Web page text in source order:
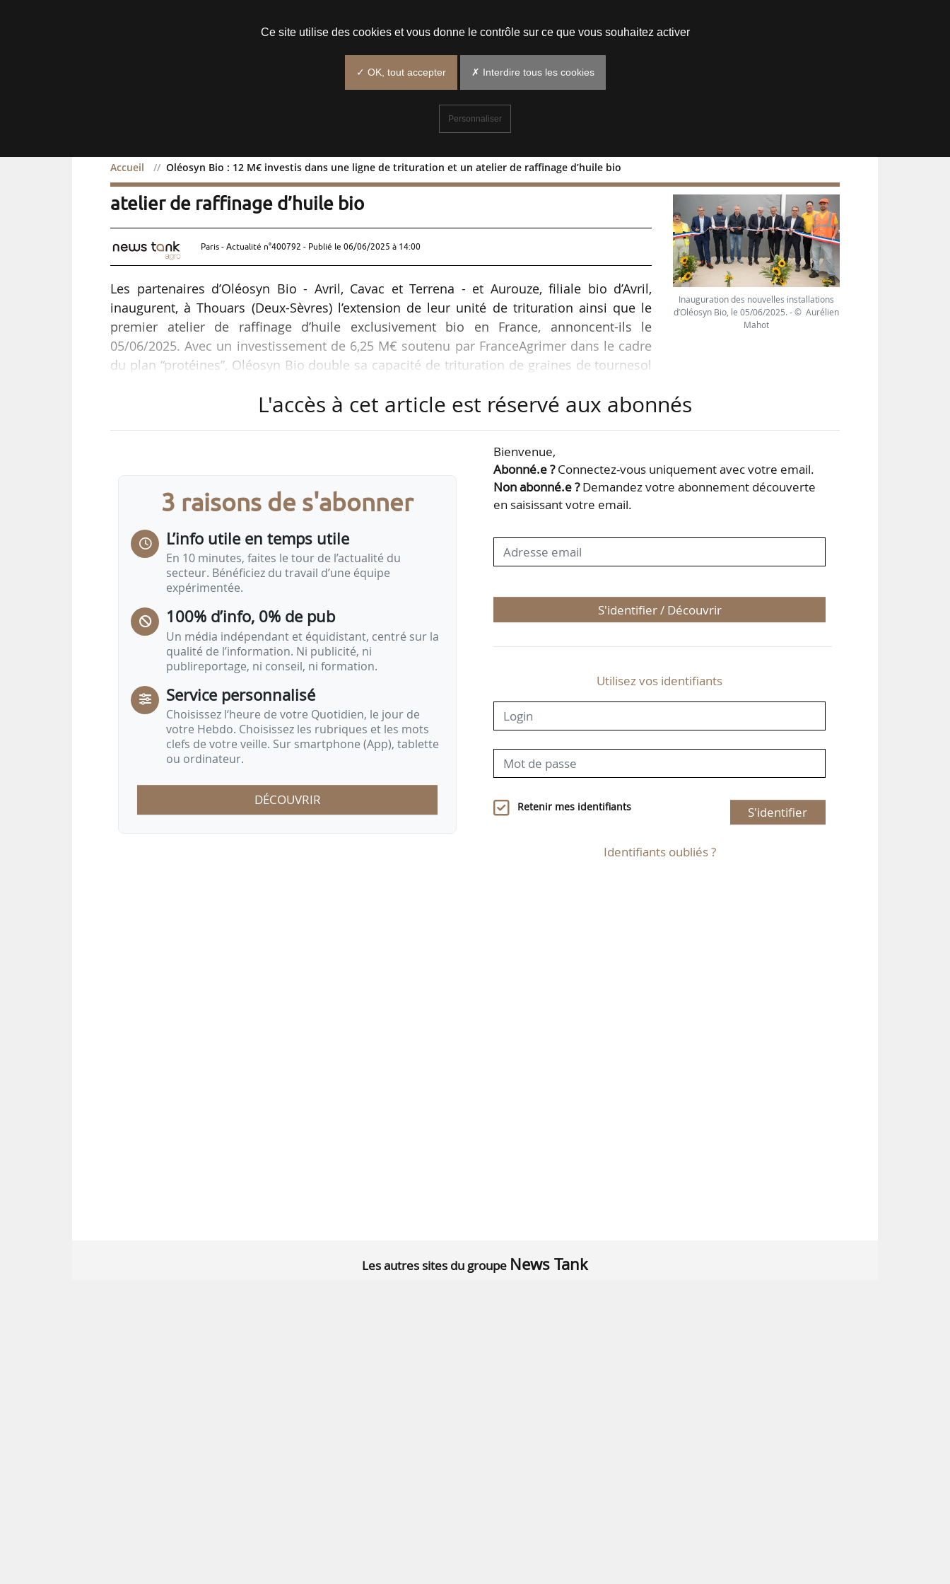
Accueil Oléosyn Bio : 12 M€ investis dans une ligne de trituration et un atelier de raffinage d’huile bio
Oléosyn Bio : 12 M€ investis dans une ligne de trituration et un
atelier de raffinage d’huile bio
Paris - Actualité n°400792 - Publié le 06/06/2025 à 14:00
Les partenaires d’Oléosyn Bio - Avril, Cavac et Terrena - et Aurouze, filiale bio d’Avril,
inaugurent, à Thouars (Deux-Sèvres) l’extension de leur unité de trituration ainsi que le
premier atelier de raffinage d’huile exclusivement bio en France, annoncent-ils le
05/06/2025. Avec un investissement de 6,25 M€ soutenu par FranceAgrimer dans le cadre
du plan “protéines”, Oléosyn Bio double sa capacité de trituration de graines de tournesol
capacité de transformation de 55 000 tonnes, toutes graines confondues.
Nouvelle-Aquitaine et de l’Union européenne - pour implanter une unité de raffinage bio.
Inauguration des nouvelles installations
d’Oléosyn Bio, le 05/06/2025. - © Aurélien
Mahot
L'accès à cet article est réservé aux abonnés
3 raisons de s'abonner
L’info utile en temps utile
En 10 minutes, faites le tour de l’actualité du
secteur. Bénéficiez du travail d’une équipe
expérimentée.
100% d’info, 0% de pub
Un média indépendant et équidistant, centré sur la
qualité de l’information. Ni publicité, ni
publireportage, ni conseil, ni formation.
Service personnalisé
Choisissez l‘heure de votre Quotidien, le jour de
votre Hebdo. Choisissez les rubriques et les mots
clefs de votre veille. Sur smartphone (App), tablette
ou ordinateur.
DÉCOUVRIR
Bienvenue,
Abonné.e ?Connectez-vous uniquement avec votre email.
Non abonné.e ?Demandez votre abonnement découverte
en saisissant votre email.
S'identifier / Découvrir
Utilisez vos identifiants
Retenir mes identifiants S'identifier
Identifiants oubliés ?
Les autres sites du groupe News Tank
Ce site utilise des cookies et vous donne le contrôle sur ce que vous souhaitez activer
✓ OK, tout accepter ✗ Interdire tous les cookies
Personnaliser